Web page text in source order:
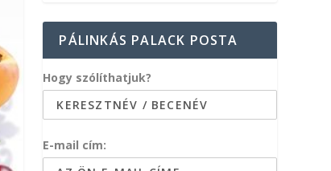
PÁLINKÁS PALACK POSTA
Hogy szólíthatjuk?
E-mail cím: